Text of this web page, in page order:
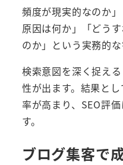
頻度が現実的なのか
原因は何か」「どう
のか」という実務的な
検索意図を深く捉え
性が出ます。結果と
率が高まり、SEO評
す。
ブログ集客で